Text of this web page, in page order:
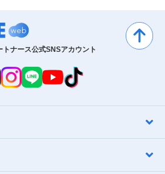
トナース公式SNSアカウント